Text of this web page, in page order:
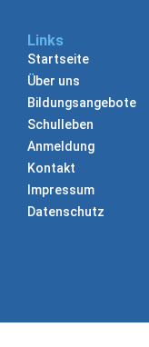
Links
Startseite
Über uns
Bildungsangebote
Schulleben
Anmeldung
Kontakt
Impressum
Datenschutz